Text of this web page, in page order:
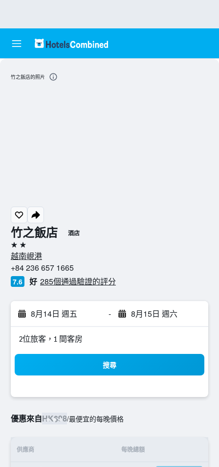
竹之飯店 酒店
2星級
越南峴港
+84 236 657 1665
7.6 好 285個通過驗證的評分
8月14日 週五 - 8月15日 週六
2位旅客，1 間客房
搜尋
優惠來自HK$98/最便宜的每晚價格
供應商 每晚總額
竹之飯店的照片